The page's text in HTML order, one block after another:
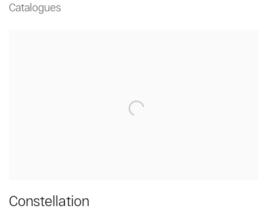
Catalogues
Constellation